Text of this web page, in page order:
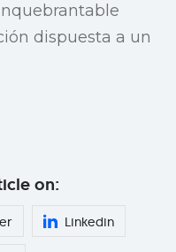
dispuesta a un
on:
Linkedin